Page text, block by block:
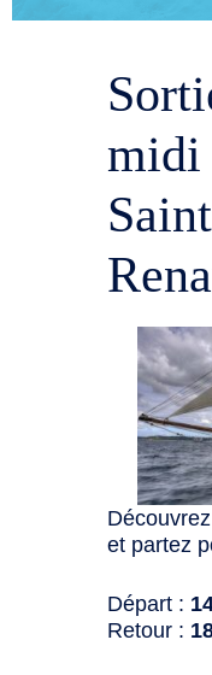
midi
et partez
Départ :
Retour :